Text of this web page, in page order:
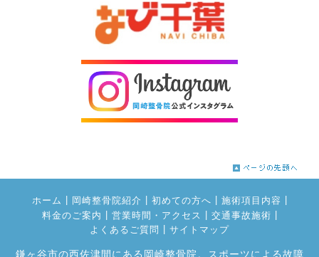
ホーム 岡崎整骨院紹介 初めての方へ 施術項目内容
料金のご案内
営業時間・アクセス 交通事故施術
よくあるご質問
サイトマップ
鎌ヶ谷市の西佐津間にある岡崎整骨院。スポーツによる故障